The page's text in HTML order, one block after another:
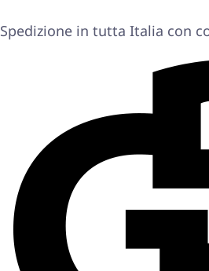
Spedizione in tutta Italia con